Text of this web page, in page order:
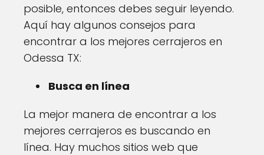
posible, entonces debes seguir leyendo.
Aquí hay algunos consejos para
encontrar a los mejores cerrajeros en
Odessa TX:
Busca en línea
La mejor manera de encontrar a los
mejores cerrajeros es buscando en
línea. Hay muchos sitios web que